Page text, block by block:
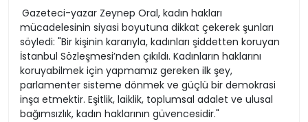
Gazeteci-yazar Zeynep Oral, kadın hakları
mücadelesinin siyasi boyutuna dikkat çekerek şunları
söyledi: "Bir kişinin kararıyla, kadınları şiddetten koruyan
İstanbul Sözleşmesi’nden çıkıldı. Kadınların haklarını
koruyabilmek için yapmamız gereken ilk şey,
parlamenter sisteme dönmek ve güçlü bir demokrasi
inşa etmektir. Eşitlik, laiklik, toplumsal adalet ve ulusal
bağımsızlık, kadın haklarının güvencesidir."